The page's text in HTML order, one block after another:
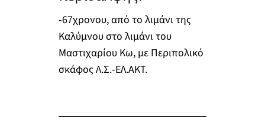
-67χρονου, από το λιμάνι της
Καλύμνου στο λιμάνι του
Μαστιχαρίου Κω, με Περιπολικό
σκάφος Λ.Σ.-ΕΛ.ΑΚΤ.